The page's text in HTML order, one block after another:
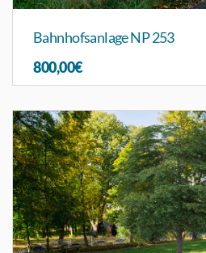
Bahnhofsanlage NP 253
800,00€